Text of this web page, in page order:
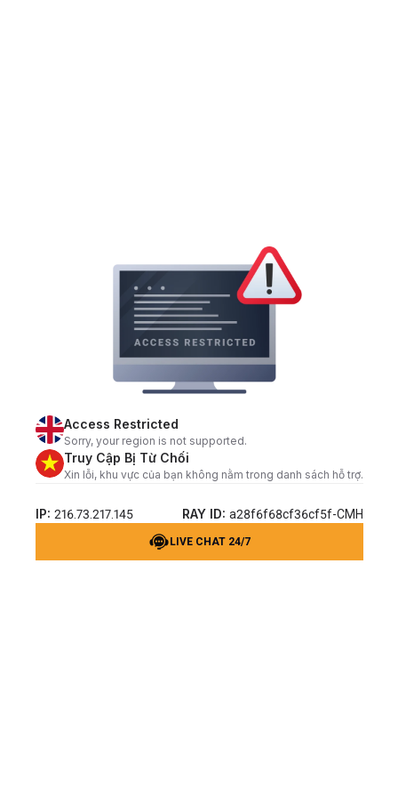
Access Restricted
Sorry, your region is not supported.
Truy Cập Bị Từ Chối
Xin lỗi, khu vực của bạn không nằm trong danh sách hỗ trợ.
IP: 216.73.217.145 RAY ID: a28f6f68cf36cf5f-CMH
LIVE CHAT 24/7